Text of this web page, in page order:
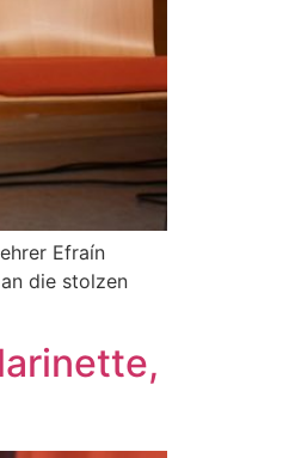
Efraín
die stolzen